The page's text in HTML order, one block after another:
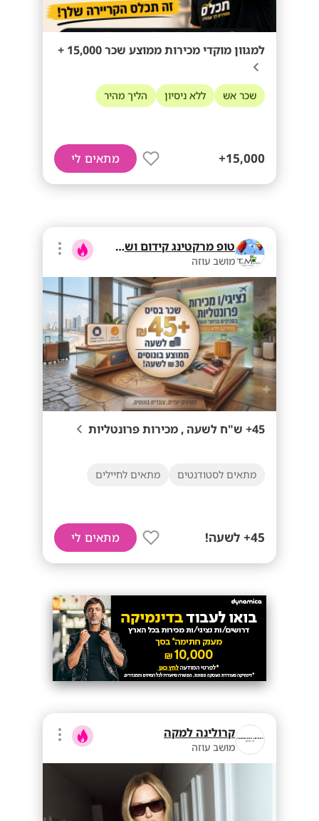
למגוון מוקדי מכירות ממוצע שכר 15,000 +
שכר אש ללא ניסיון הליך מהיר
15,000+ מתאים לי
טופ מרקטינג קידום ושיווק בע"מ
מושב עוזה
45+ ש"ח לשעה , מכירות פרונטליות
מתאים לסטודנטים מתאים לחיילים
45+ לשעה! מתאים לי
קרולינה למקה
מושב עוזה